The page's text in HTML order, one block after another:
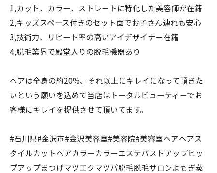
1,カット、カラー、ストレートに特化した美容師が在籍
2,キッズスペース付きのセット面でお子さん連れも安心
3,技術力、リピート率の高いアイデザイナー在籍
4,脱毛業界で殿堂入りの脱毛機器あり
ヘアは全身の約20%、それ以上にキレイになって頂きた
いという願いを込めて当店はトータルビューティーでお
客様にキレイを提供させて頂いてます。
#石川県#金沢市#金沢美容室#美容院#美容室ヘアヘアス
タイルカットヘアカラーカラーエステバストアップヒッ
プアップまつげマツエクマツパ脱毛脱毛サロンよもぎ蒸